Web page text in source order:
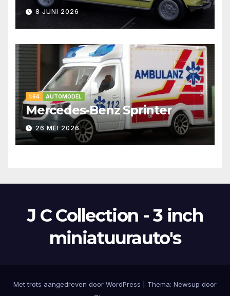
8 JUNI 2026
1:64 AUTOMODEL
Mercedes-Benz Sprinter
26 MEI 2026
J C Collection - 3 inch
miniatuurauto's
Met trots aangedreven door WordPress Thema: Newsup door